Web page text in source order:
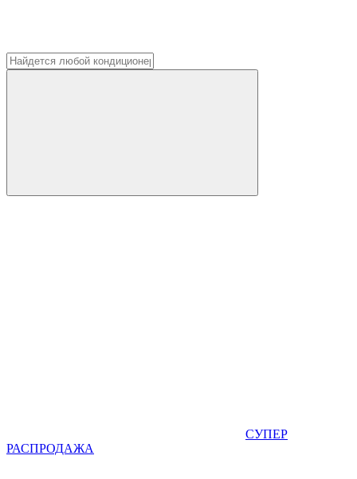
СУПЕР
РАСПРОДАЖА